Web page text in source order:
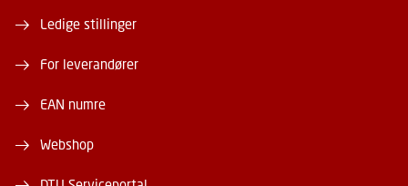
Ledige stillinger
For leverandører
EAN numre
Webshop